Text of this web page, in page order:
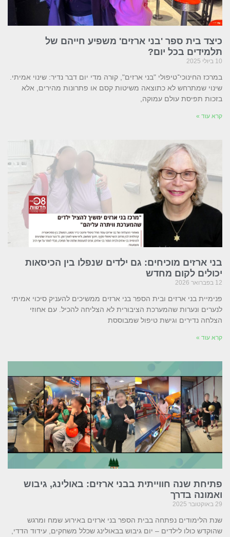
כיצד בית ספר 'בני ארזים' משפיע חייהם של
תלמידים בכל יום?
10 ביולי 2025
במרכז החינוכי־טיפולי "בני ארזים", קורה מדי יום דבר נדיר: שינוי אמיתי.
שינוי שמתרחש לא כתוצאה משיטות קסם או פתרונות מהירים, אלא
בזכות תפיסת עולם עמוקה,
קרא עוד »
בני ארזים מוכיחים: גם ילדים שנפלו בין הכיסאות
יכולים לקום מחדש
12 בפברואר 2026
פנימיית בני ארזים ובית הספר בני ארזים ממשיכים להעניק סיכוי אמיתי
לנערים ונערות שהמערכת הציבורית לא הצליחה להכיל. עם אחוזי
הצלחה נדירים וגישת טיפול שמבוססת
קרא עוד »
פתיחת שנה חווייתית בבני ארזים: באולינג, גיבוש
ואמונה בדרך
29 באוקטובר 2025
שנת הלימודים נפתחה בבית הספר בני ארזים באירוע שמח ומרגש
שהוקדש כולו לילדים – יום גיבוש בבאולינג שכלל משחקים, עידוד הדדי,